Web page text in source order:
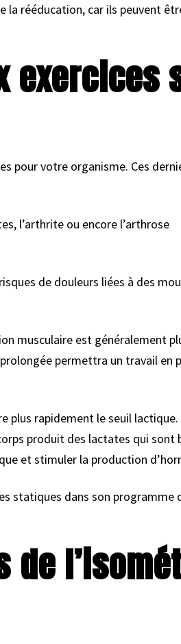
la rééducation, car ils peuvent
exercices
pour votre organisme. Ces
l’arthrite ou encore l’arthrose
de douleurs liées à des
musculaire est généralement
permettra un travail
plus rapidement le seuil
produit des lactates qui sont
et stimuler la production
statiques dans son programme
de